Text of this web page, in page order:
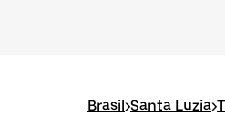
Brasil>Santa Luzia>